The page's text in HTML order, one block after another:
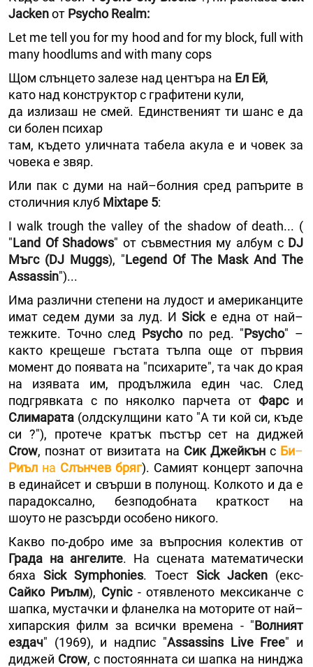
Jackenот Psycho Realm:
Let me tell you for my hood and for my block, full with
many hoodlums and with many cops
Щом слънцето залезе над центъра на Ел Ей,
като над конструктор с графитени кули,
да излизаш не смей. Единственият ти шанс е да
си болен психар
там, където уличната табела акула е и човек за
човека е звяр.
Или пак с думи на най–болния сред рапърите в
столичния клуб Mixtape 5:
I walk trough the valley of the shadow of death... (
"Land Of Shadows" от съвместния му албум с DJ
Мъгс (DJ Muggs), "Legend Of The Mask And The
Assassin")...
Има различни степени на лудост и американците
имат седем думи за луд. ИSickе една от най–
тежките. Точно след Psychoпо ред. "Psycho" –
както крещеше гъстата тълпа ощe от първия
момент до появата на "психарите", та чак до края
на изявата им, продължила един час. След
подгрявката с по няколко парчета отФарс и
Слимарата (олдскулщини като "А ти кой си, къде
си ?"), протече кратък пъстър сет на диджей
Crow, познат от визитата на Сик Джейкънс Би–
Риъл на Слънчев бряг). Самият концерт започна
в единайсет и свърши в полунощ. Колкото и да е
парадоксално, безподобната краткост на
шоуто не разсърди особено никого.
Какво по-добро име за въпросния колектив от
Града на ангелите. На сцената математически
бяхаSick Symphonies. Тоест Sick Jacken (екс-
Сайко Риълм), Cynic- отявленото мексиканче с
шапка, мустачки и фланелка на моторите от най–
хипарския филм за всички времена - "Волният
ездач" (1969), и надпис "Assassins Live Free" и
диджей Crow, с постоянната си шапка на нинджа